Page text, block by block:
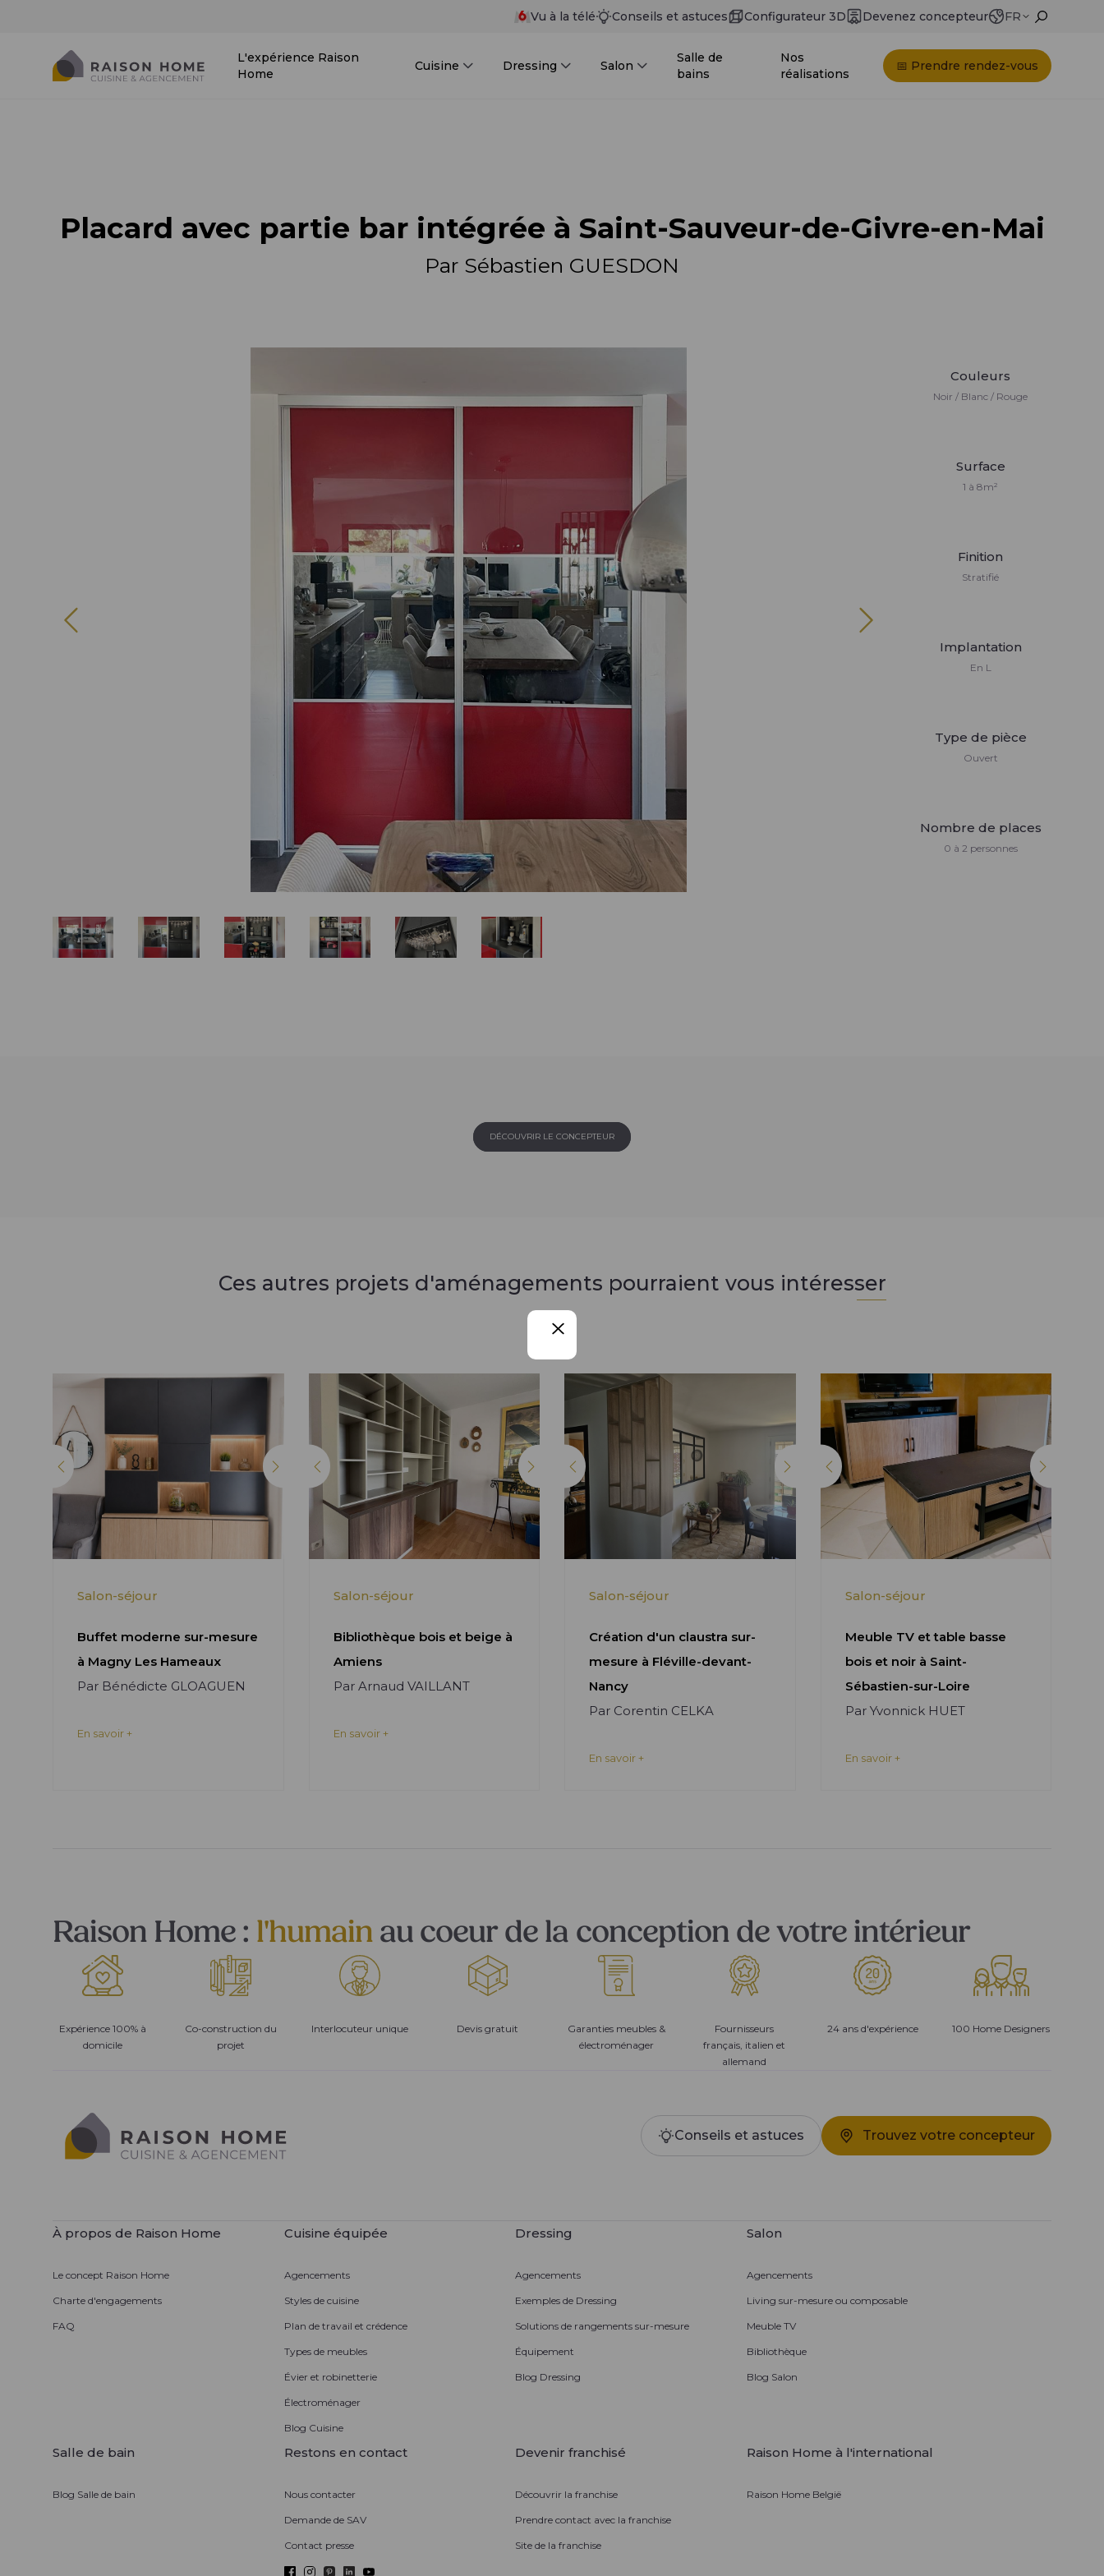
Vu à la télé Conseils et astuces Configurateur 3D Devenez concepteur FR
L'expérience Raison
Home
Cuisine Dressing Salon
Salle de
bains
Nos
réalisations
📅 Prendre rendez-vous
Placard avec partie bar intégrée à Saint-Sauveur-de-Givre-en-Mai
Par Sébastien GUESDON
Couleurs
Noir / Blanc / Rouge
Surface
1 à 8m²
Finition
Stratifié
Implantation
En L
Type de pièce
Ouvert
Nombre de places
0 à 2 personnes
DÉCOUVRIR LE CONCEPTEUR
Ces autres projets d'aménagements pourraient vous intéresser
Salon-séjour
Buffet moderne sur-mesure
à Magny Les Hameaux
Par Bénédicte GLOAGUEN
En savoir +
Salon-séjour
Bibliothèque bois et beige à
Amiens
Par Arnaud VAILLANT
En savoir +
Salon-séjour
Création d'un claustra sur-
mesure à Fléville-devant-
Nancy
Par Corentin CELKA
En savoir +
Salon-séjour
Meuble TV et table basse
bois et noir à Saint-
Sébastien-sur-Loire
Par Yvonnick HUET
En savoir +
Raison Home : l'humainau coeur de la conception de votre intérieur
Expérience 100% à
domicile
Co-construction du
projet
Interlocuteur unique Devis gratuit
Garanties meubles &
électroménager
Fournisseurs
français, italien et
allemand
24 ans d'expérience 100 Home Designers
Conseils et astuces Trouvez votre concepteur
À propos de Raison Home
Le concept Raison Home
Charte d'engagements
FAQ
Cuisine équipée
Agencements
Styles de cuisine
Plan de travail et crédence
Types de meubles
Évier et robinetterie
Électroménager
Blog Cuisine
Dressing
Agencements
Exemples de Dressing
Solutions de rangements sur-mesure
Équipement
Blog Dressing
Salon
Agencements
Living sur-mesure ou composable
Meuble TV
Bibliothèque
Blog Salon
Salle de bain
Blog Salle de bain
Restons en contact
Nous contacter
Demande de SAV
Contact presse
Devenir franchisé
Découvrir la franchise
Prendre contact avec la franchise
Site de la franchise
Raison Home à l'international
Raison Home België